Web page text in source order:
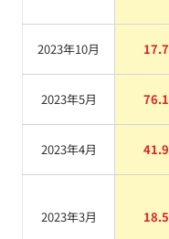
2023年10月 17.7
2023年5月 76.1
2023年4月 41.9
2023年3月 18.5